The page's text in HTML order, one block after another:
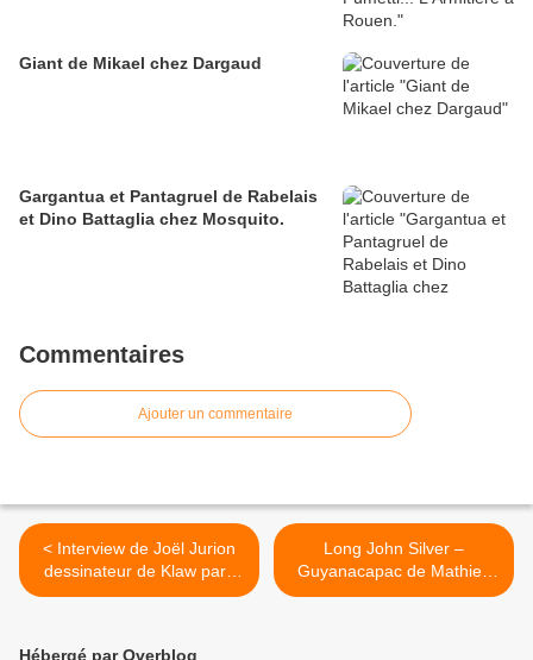
Giant de Mikael chez Dargaud
Gargantua et Pantagruel de Rabelais
et Dino Battaglia chez Mosquito.
Commentaires
Ajouter un commentaire
< Interview de Joël Jurion
dessinateur de Klaw paru
chez Le Lombard.
Long John Silver –
Guyanacapac de Mathieu
Lauffray et Xavier Dorison
Hébergé par Overblog